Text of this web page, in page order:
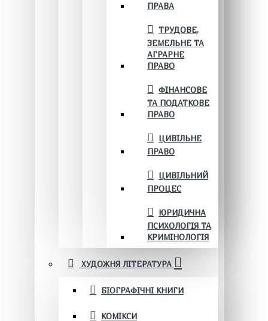
ПРАВА
ТРУДОВЕ,
ЗЕМЕЛЬНЕ ТА
АГРАРНЕ
ПРАВО
ФІНАНСОВЕ
ТА ПОДАТКОВЕ
ПРАВО
ЦИВІЛЬНЕ
ПРАВО
ЦИВІЛЬНИЙ
ПРОЦЕС
ЮРИДИЧНА
ПСИХОЛОГІЯ ТА
КРИМІНОЛОГІЯ
ХУДОЖНЯ ЛІТЕРАТУРА
БІОГРАФІЧНІ КНИГИ
КОМІКСИ